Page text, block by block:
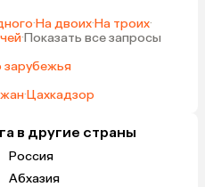
·На двоих·На троих·
·Показать все запросы
зарубежья
·Цахкадзор
в другие страны
Россия
Абхазия